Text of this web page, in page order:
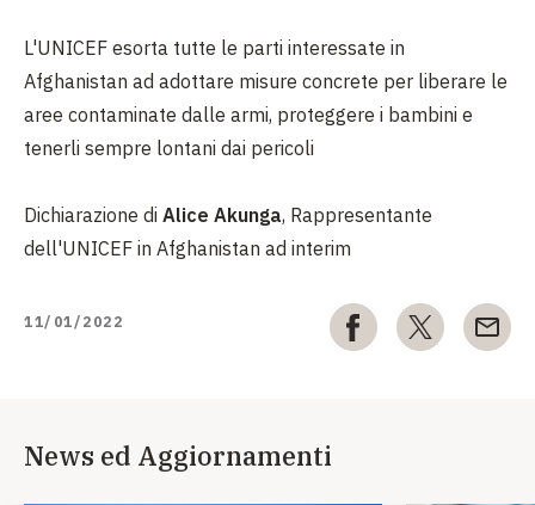
L'UNICEF esorta tutte le parti interessate in
Afghanistan ad adottare misure concrete per liberare le
aree contaminate dalle armi, proteggere i bambini e
tenerli sempre lontani dai pericoli
Dichiarazione di Alice Akunga, Rappresentante
dell'UNICEF in Afghanistan ad interim
11/01/2022
News ed Aggiornamenti